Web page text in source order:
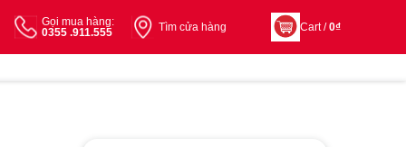
Gọi mua hàng:
0355 .911.555
Tìm cửa hàng Cart /0₫